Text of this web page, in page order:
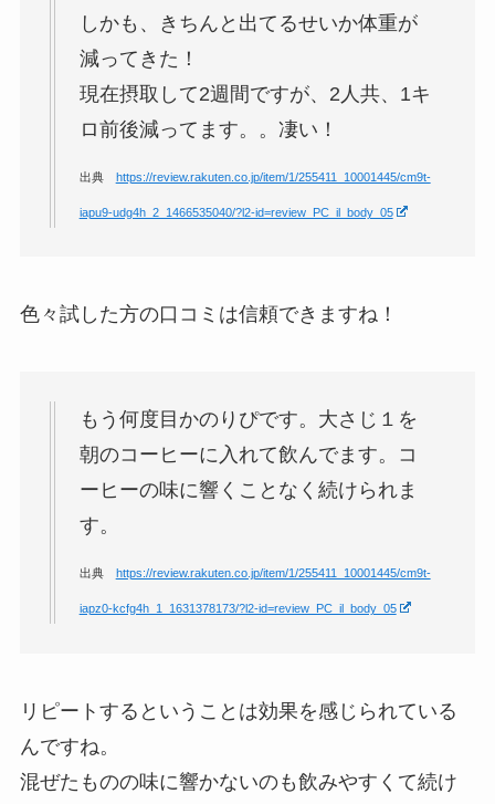
しかも、きちんと出てるせいか体重が
減ってきた！
現在摂取して2週間ですが、 2人共、1キ
ロ前後減ってます。。凄い！
出典 https://review.rakuten.co.jp/item/1/255411_10001445/cm9t-
iapu9-udg4h_2_1466535040/?l2-id=review_PC_il_body_05
色々試した方の口コミは信頼できますね！
もう何度目かのりぴです。大さじ１を
朝のコーヒーに入れて飲んでます。コ
ーヒーの味に響くことなく続けられま
す。
出典 https://review.rakuten.co.jp/item/1/255411_10001445/cm9t-
iapz0-kcfg4h_1_1631378173/?l2-id=review_PC_il_body_05
リピートするということは効果を感じられている
んですね。
混ぜたものの味に響かないのも飲みやすくて続け